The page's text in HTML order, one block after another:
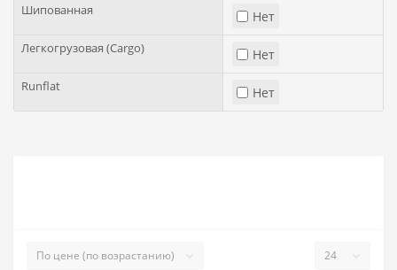
Шипованная Нет
Легкогрузовая (Cargo) Нет
Runflat Нет